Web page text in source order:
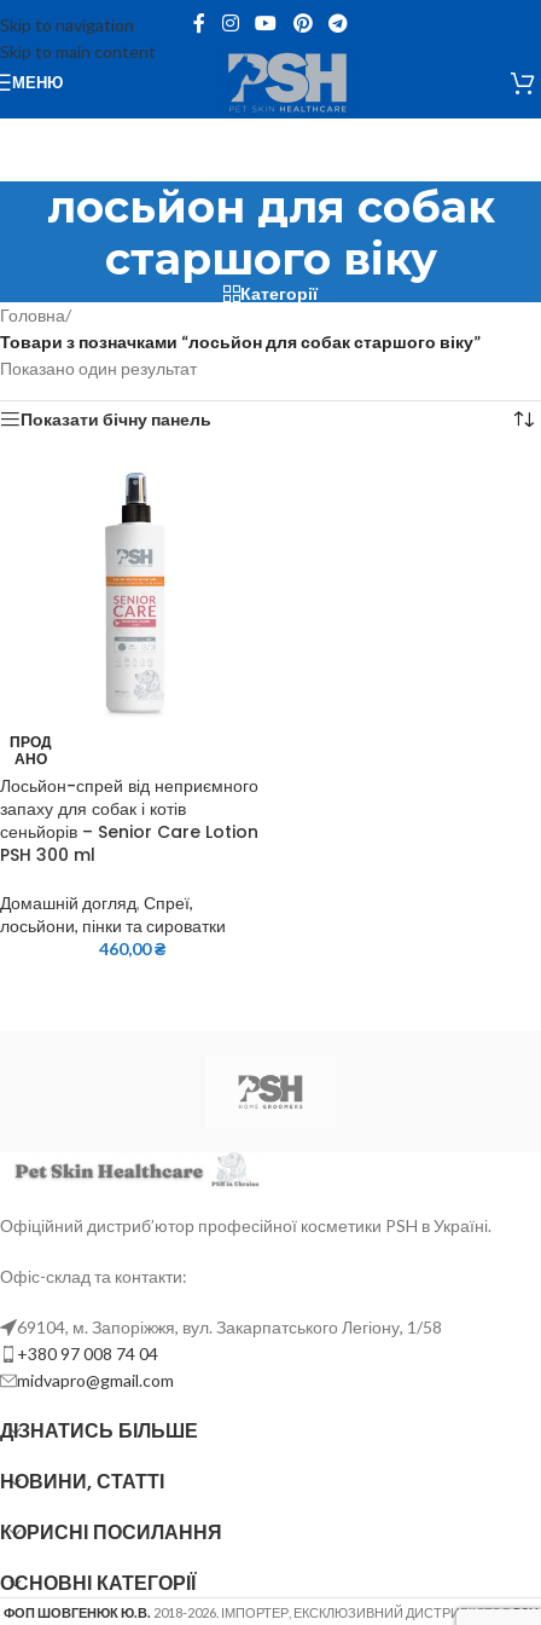
Skip to navigation
Skip to main content
МЕНЮ
лосьйон для собак
старшого віку
Категорії
Головна/
Товари з позначками “лосьйон для собак старшого віку”
Показано один результат
Показати бічну панель
ПРОД
АНО
Лосьйон-спрей від неприємного
запаху для собак і котів
сеньйорів – Senior Care Lotion
PSH 300 ml
Домашній догляд, Спреї,
лосьйони, пінки та сироватки
460,00₴
Офіційний дистриб’ютор професійної косметики PSH в Україні.
Офіс-склад та контакти:
69104, м. Запоріжжя, вул. Закарпатського Легіону, 1/58
+380 97 008 74 04
midvapro@gmail.com
ДІЗНАТИСЬ БІЛЬШЕ
НОВИНИ, СТАТТІ
КОРИСНІ ПОСИЛАННЯ
ОСНОВНІ КАТЕГОРІЇ
ФОП ШОВГЕНЮК Ю.В. 2018-2026. ІМПОРТЕР, ЕКСКЛЮЗИВНИЙ ДИСТРИБ'ЮТОРPSH